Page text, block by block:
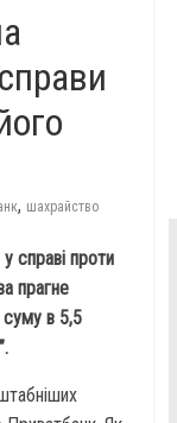
, шахрайство
справі проти
прагне
в 5,5